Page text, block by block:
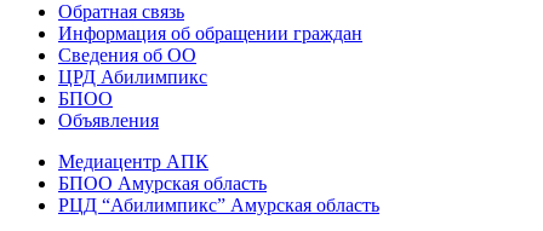
Обратная связь
Информация об обращении граждан
Сведения об ОО
ЦРД Абилимпикс
БПОО
Объявления
Медиацентр АПК
БПОО Амурская область
РЦД “Абилимпикс” Амурская область